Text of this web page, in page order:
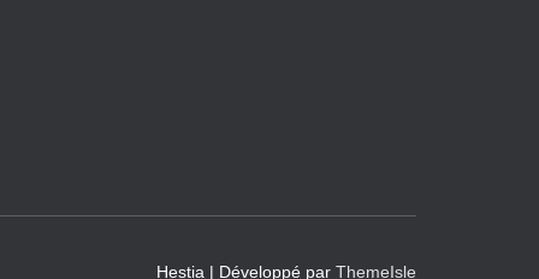
Hestia | Développé par ThemeIsle